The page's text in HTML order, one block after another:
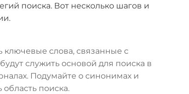
поиска. Вот несколько шагов и
ключевые слова, связанные с
служить основой для поиска в
Подумайте о синонимах и
поиска.